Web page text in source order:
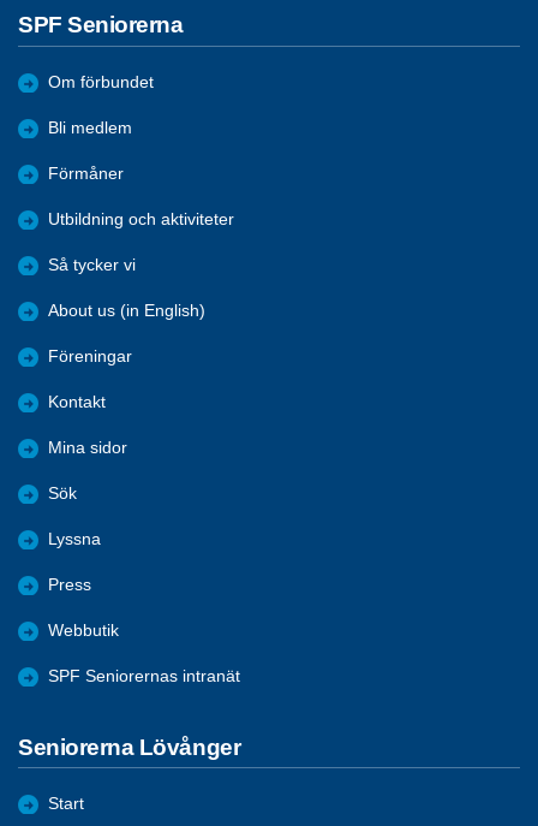
SPF Seniorerna
Om förbundet
Bli medlem
Förmåner
Utbildning och aktiviteter
Så tycker vi
About us (in English)
Föreningar
Kontakt
Mina sidor
Sök
Lyssna
Press
Webbutik
SPF Seniorernas intranät
Seniorerna Lövånger
Start